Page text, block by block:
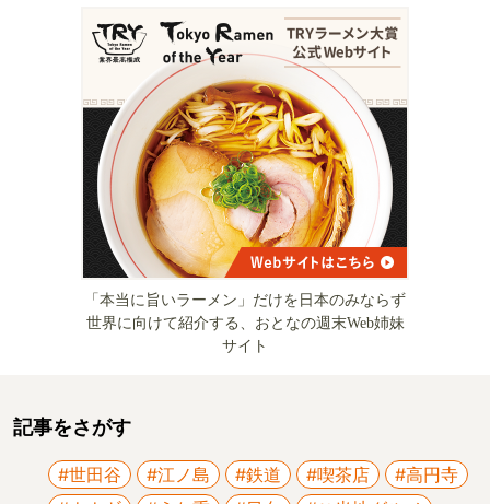
「本当に旨いラーメン」だけを日本のみならず
世界に向けて紹介する、おとなの週末Web姉妹
サイト
記事をさがす
#世田谷 #江ノ島 #鉄道 #喫茶店
#高円寺